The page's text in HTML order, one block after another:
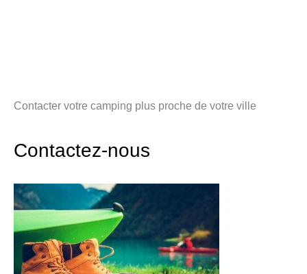
Contacter votre camping plus proche de votre ville
Contactez-nous